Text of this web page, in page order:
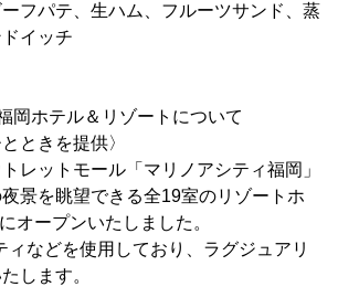
フパテ、生ハム、フルーツサンド、蒸
イッチ
岡ホテル＆リゾートについて
ときを提供〉
レットモール「マリノアシティ福岡」
景を眺望できる全19室のリゾートホ
オープンいたしました。
ィなどを使用しており、ラグジュアリ
します。